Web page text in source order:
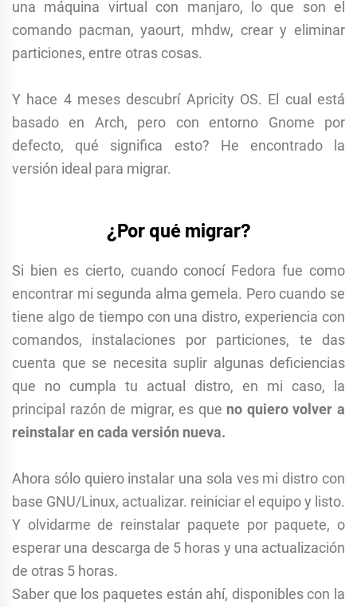
una máquina virtual con manjaro, lo que son el
comando pacman, yaourt, mhdw, crear y eliminar
particiones, entre otras cosas.
Y hace 4 meses descubrí Apricity OS. El cual está
basado en Arch, pero con entorno Gnome por
defecto, qué significa esto? He encontrado la
versión ideal para migrar.
¿Por qué migrar?
Si bien es cierto, cuando conocí Fedora fue como
encontrar mi segunda alma gemela. Pero cuando se
tiene algo de tiempo con una distro, experiencia con
comandos, instalaciones por particiones, te das
cuenta que se necesita suplir algunas deficiencias
que no cumpla tu actual distro, en mi caso, la
principal razón de migrar, es que no quiero volver a
reinstalar en cada versión nueva.
Ahora sólo quiero instalar una sola ves mi distro con
base GNU/Linux, actualizar. reiniciar el equipo y listo.
Y olvidarme de reinstalar paquete por paquete, o
esperar una descarga de 5 horas y una actualización
de otras 5 horas.
Saber que los paquetes están ahí, disponibles con la